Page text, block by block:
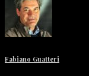
Fabiano Guatteri